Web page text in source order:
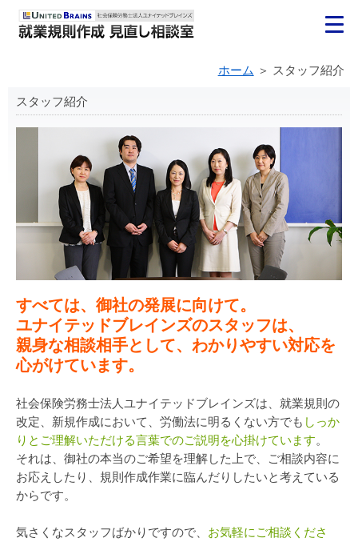
ホーム スタッフ紹介
スタッフ紹介
すべては、御社の発展に向けて。
ユナイテッドブレインズのスタッフは、
親身な相談相手として、わかりやすい対応を
心がけています。
社会保険労務士法人ユナイテッドブレインズは、就業規則の
改定、新規作成において、労働法に明るくない方でも しっか
りとご理解いただける言葉でのご説明を心掛けています。
それは、御社の本当のご希望を理解した上で、ご相談内容に
お応えしたり、規則作成作業に臨んだりしたいと考えている
からです。
気さくなスタッフばかりですので、 お気軽にご相談くださ